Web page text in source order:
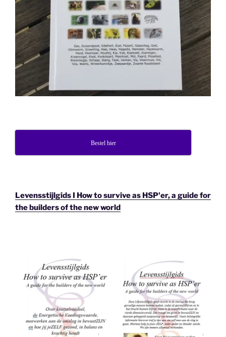
Bestel hier
Levensstijlgids I How to survive as HSP'er, a guide for
the builders of the new world